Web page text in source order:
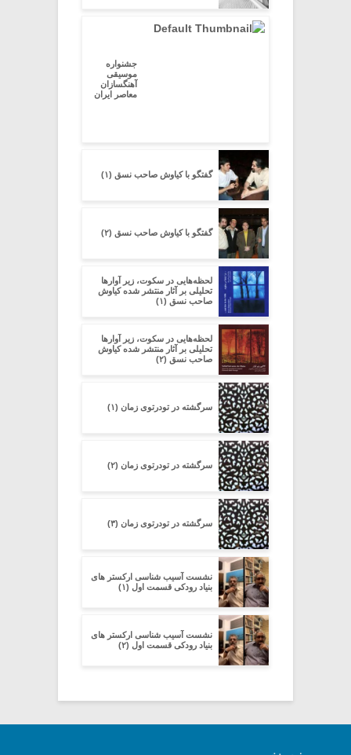
جشنواره
موسیقی
آهنگسازان
معاصر ایران
گفتگو با کیاوش صاحب نسق (۱)
گفتگو با کیاوش صاحب نسق (۲)
لحظه‌هایی در سکوت، زیر آوارها
تحلیلی بر آثار منتشر شده کیاوش
صاحب نسق (۱)
لحظه‌هایی در سکوت، زیر آوارها
تحلیلی بر آثار منتشر شده کیاوش
صاحب نسق (۲)
سرگشته در تودرتوی زمان (۱)
سرگشته در تودرتوی زمان (۲)
سرگشته در تودرتوی زمان (۳)
نشست آسیب شناسی ارکستر های
بنیاد رودکی قسمت اول (۱)
نشست آسیب شناسی ارکستر های
بنیاد رودکی قسمت اول (۲)